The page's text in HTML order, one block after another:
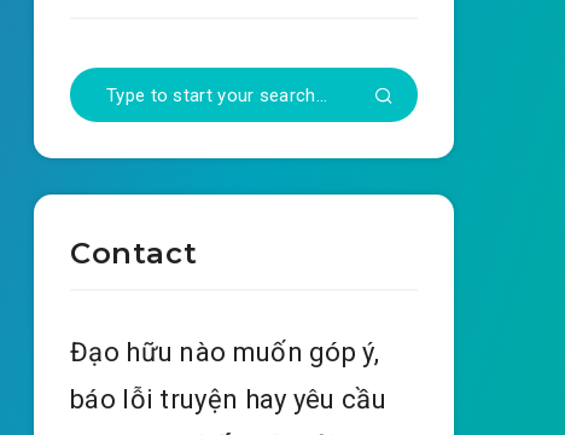
Contact
Đạo hữu nào muốn góp ý,
báo lỗi truyện hay yêu cầu